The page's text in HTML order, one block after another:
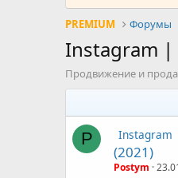
PREMIUM Форумы
Instagram |
Продвижение и
P Instagram
(2021)
Postym